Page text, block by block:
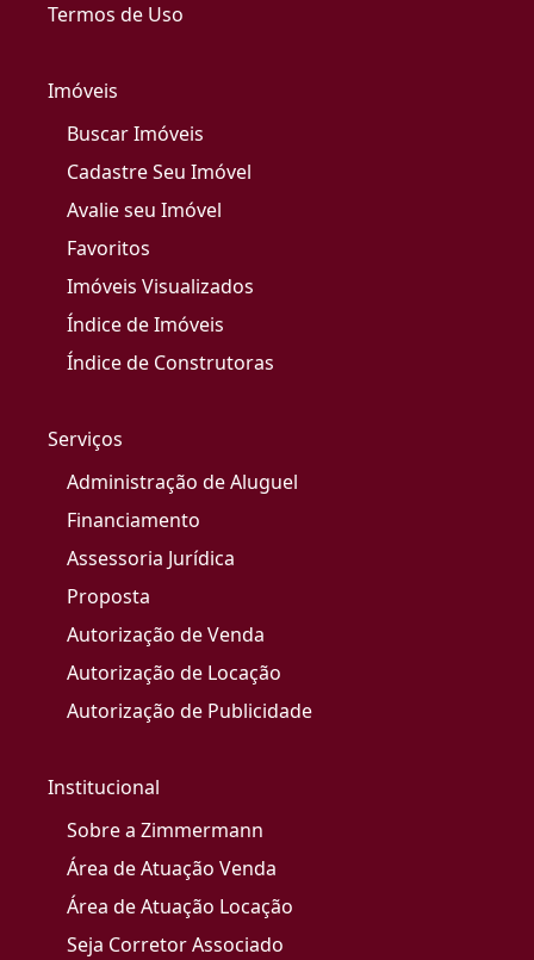
Termos de Uso
Imóveis
Buscar Imóveis
Cadastre Seu Imóvel
Avalie seu Imóvel
Favoritos
Imóveis Visualizados
Índice de Imóveis
Índice de Construtoras
Serviços
Administração de Aluguel
Financiamento
Assessoria Jurídica
Proposta
Autorização de Venda
Autorização de Locação
Autorização de Publicidade
Institucional
Sobre a Zimmermann
Área de Atuação Venda
Área de Atuação Locação
Seja Corretor Associado